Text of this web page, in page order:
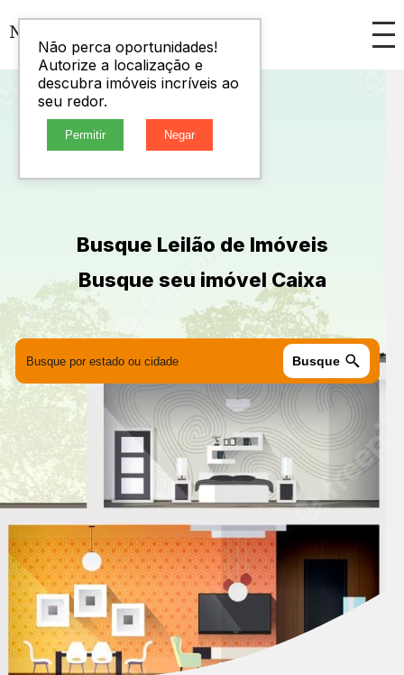
Busque Leilão de Imóveis
Busque seu imóvel Caixa
Busque
Não perca oportunidades!
Autorize a localização e
descubra imóveis incríveis ao
seu redor.
Permitir Negar